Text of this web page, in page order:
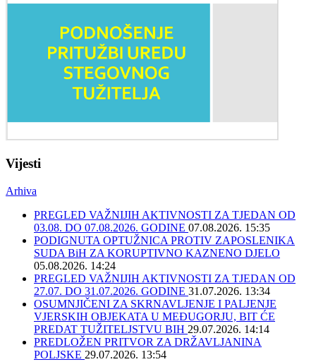
Vijesti
Arhiva
PREGLED VAŽNIJIH AKTIVNOSTI ZA TJEDAN OD
03.08. DO 07.08.2026. GODINE 07.08.2026. 15:35
PODIGNUTA OPTUŽNICA PROTIV ZAPOSLENIKA
SUDA BiH ZA KORUPTIVNO KAZNENO DJELO
05.08.2026. 14:24
PREGLED VAŽNIJIH AKTIVNOSTI ZA TJEDAN OD
27.07. DO 31.07.2026. GODINE 31.07.2026. 13:34
OSUMNJIČENI ZA SKRNAVLJENJE I PALJENJE
VJERSKIH OBJEKATA U MEĐUGORJU, BIT ĆE
PREDAT TUŽITELJSTVU BIH 29.07.2026. 14:14
PREDLOŽEN PRITVOR ZA DRŽAVLJANINA
POLJSKE 29.07.2026. 13:54